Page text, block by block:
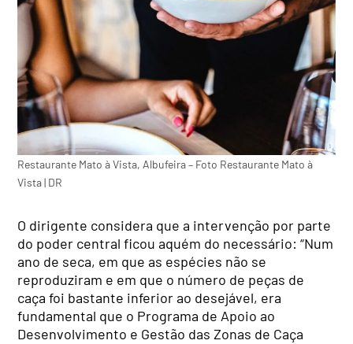
Restaurante Mato à Vista, Albufeira – Foto Restaurante Mato à
Vista | DR
O dirigente considera que a intervenção por parte
do poder central ficou aquém do necessário: “Num
ano de seca, em que as espécies não se
reproduziram e em que o número de peças de
caça foi bastante inferior ao desejável, era
fundamental que o Programa de Apoio ao
Desenvolvimento e Gestão das Zonas de Caça